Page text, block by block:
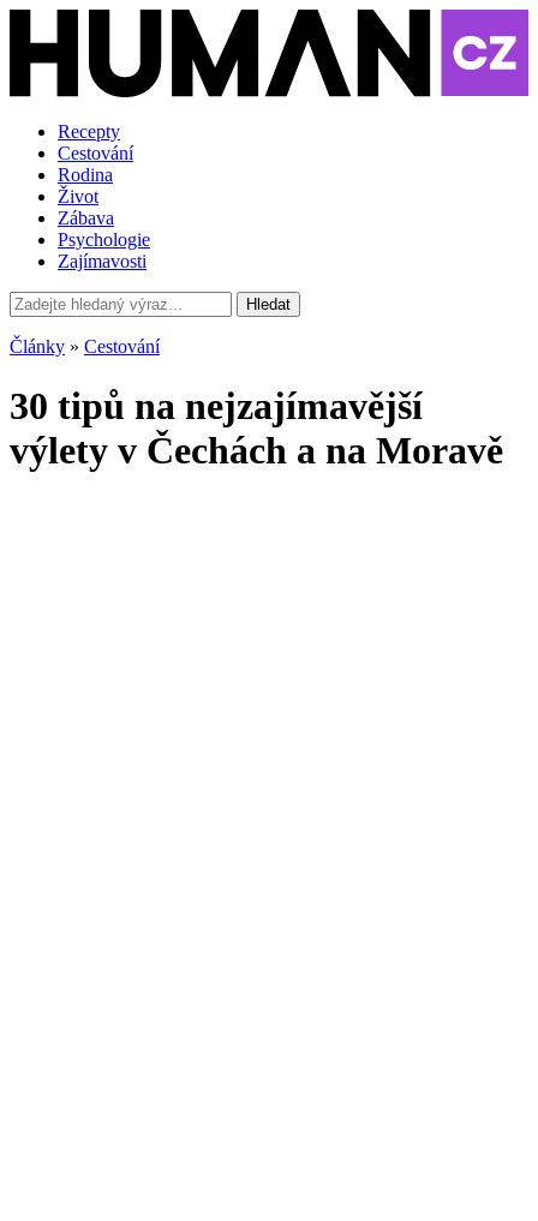
Recepty
Cestování
Rodina
Život
Zábava
Psychologie
Zajímavosti
Hledat
Články » Cestování
30 tipů na nejzajímavější
výlety v Čechách a na Moravě